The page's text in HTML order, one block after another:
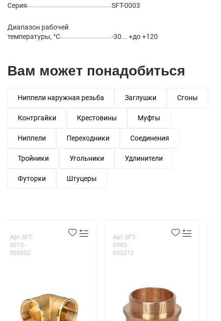
Серия SFT-0003
Диапазон рабочей
температуры, °С
-30... +до +120
Вам может понадобиться
Ниппели наружная резьба Заглушки Сгоны
Контргайки Крестовины Муфты
Ниппели Переходники Соединения
Тройники Угольники Удлинители
Футорки Штуцеры
Арт.SFT-
0013-
000002
Арт.SFT-
0003-
003212